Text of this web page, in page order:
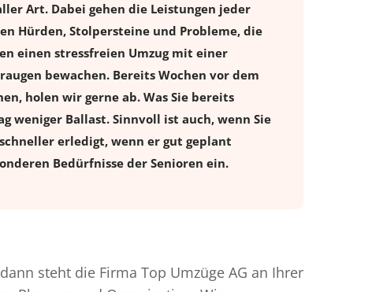
Art. Dabei gehen die Leistungen jeder
Hürden, Stolpersteine und Probleme, die
einen stressfreien Umzugmit einer
bewachen. Bereits Wochen vor dem
holen wir gerne ab. Was Sie bereits
weniger Ballast. Sinnvoll ist auch, wenn Sie
erledigt, wenn er gut geplant
Bedürfnisse der Senioren ein.
steht die Firma Top Umzüge AG an Ihrer